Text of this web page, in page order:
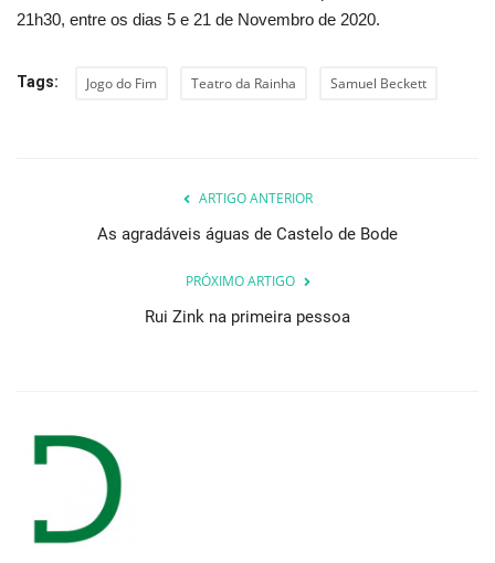
21h30, entre os dias 5 e 21 de Novembro de 2020.
Tags: Jogo do Fim Teatro da Rainha Samuel Beckett
ARTIGO ANTERIOR
As agradáveis águas de Castelo de Bode
PRÓXIMO ARTIGO
Rui Zink na primeira pessoa